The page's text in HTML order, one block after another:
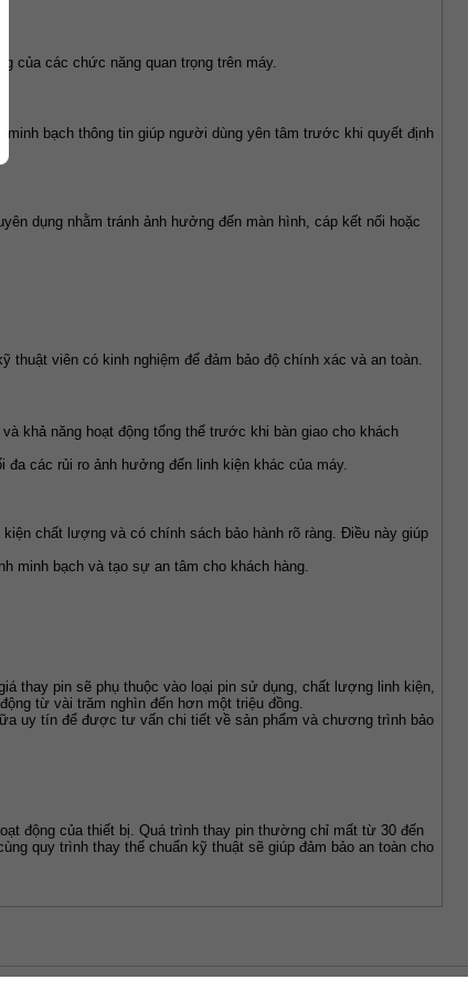
của các chức năng quan trọng trên máy.
bạch thông tin giúp người dùng yên tâm trước khi quyết định
dụng nhằm tránh ảnh hưởng đến màn hình, cáp kết nối hoặc
viên có kinh nghiệm để đảm bảo độ chính xác và an toàn.
khả năng hoạt động tổng thể trước khi bàn giao cho khách
các rủi ro ảnh hưởng đến linh kiện khác của máy.
chất lượng và có chính sách bảo hành rõ ràng. Điều này giúp
minh bạch và tạo sự an tâm cho khách hàng.
thay pin sẽ phụ thuộc vào loại pin sử dụng, chất lượng linh kiện,
từ vài trăm nghìn đến hơn một triệu đồng.
uy tín để được tư vấn chi tiết về sản phẩm và chương trình bảo
động của thiết bị. Quá trình thay pin thường chỉ mất từ 30 đến
quy trình thay thế chuẩn kỹ thuật sẽ giúp đảm bảo an toàn cho
Gee Whiz Labs, Inc.